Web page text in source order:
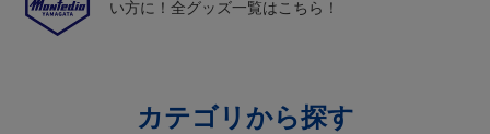
い方に！全グッズ一覧はこちら！
カテゴリから探す